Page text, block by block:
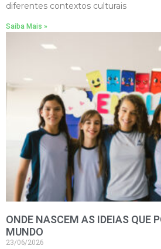
diferentes contextos culturais
Saiba Mais »
ONDE NASCEM AS IDEIAS QUE
MUNDO
23/06/2026